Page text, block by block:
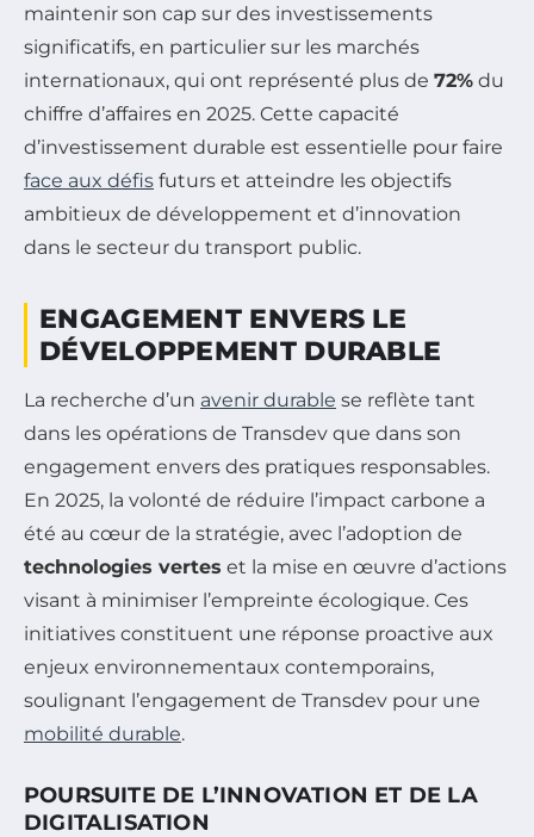
maintenir son cap sur des investissements
significatifs, en particulier sur les marchés
internationaux, qui ont représenté plus de 72% du
chiffre d’affaires en 2025. Cette capacité
d’investissement durable est essentielle pour faire
face aux défis futurs et atteindre les objectifs
ambitieux de développement et d’innovation
dans le secteur du transport public.
ENGAGEMENT ENVERS LE
DÉVELOPPEMENT DURABLE
La recherche d’un avenir durable se reflète tant
dans les opérations de Transdev que dans son
engagement envers des pratiques responsables.
En 2025, la volonté de réduire l’impact carbone a
été au cœur de la stratégie, avec l’adoption de
technologies vertes et la mise en œuvre d’actions
visant à minimiser l’empreinte écologique. Ces
initiatives constituent une réponse proactive aux
enjeux environnementaux contemporains,
soulignant l’engagement de Transdev pour une
mobilité durable.
POURSUITE DE L’INNOVATION ET DE LA
DIGITALISATION